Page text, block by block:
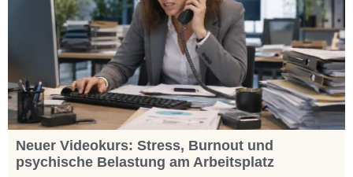
Neuer Videokurs: Stress, Burnout und
psychische Belastung am Arbeitsplatz